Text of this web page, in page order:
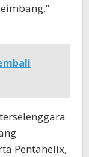
Pentahelix,